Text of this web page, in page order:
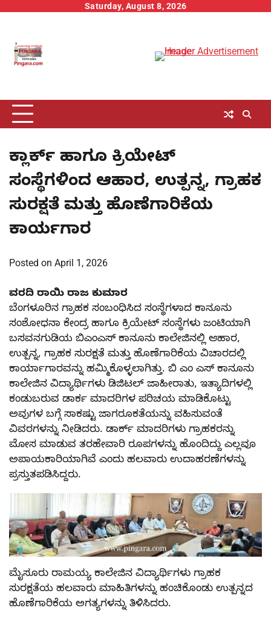
Saturday, August 8, 2026
ಕ್ಲಾರ್ಕ್ ಹಾಗೂ ಕ್ರಿಯೇಟ್
ಸಂಸ್ಥೆಗಳಿಂದ ಆಹಾರ, ಉತ್ಪನ್ನ, ಗ್ರಾಹಕ
ಸುರಕ್ಷತೆ ಮತ್ತು ಹೊಣೆಗಾರಿಕೆಯ
ಕಾರ್ಯಗಾರ
Posted on April 1, 2026
ವರದಿ ರಾಯಿ ರಾಜ ಕುಮಾರ
ಬೆಂಗಳೂರಿನ ಗ್ರಾಹಕ ಸಂಬಂಧಿಸಿದ ಸಂಸ್ಥೆಗಳಾದ ಕಾನೂನು
ಸಂಶೋಧನಾ ಕೇಂದ್ರ ಹಾಗೂ ಕ್ರಿಯೇಟ್ ಸಂಸ್ಥೆಗಳು ಜಂಟಿಯಾಗಿ
ಬಸವನಗುಡಿಯ ಬಿಎಂಎಸ್ ಕಾನೂನು ಕಾಲೇಜಿನಲ್ಲಿ ಆಹಾರ,
ಉತ್ಪನ್ನ, ಗ್ರಾಹಕ ಸುರಕ್ಷತೆ ಮತ್ತು ಹೊಣೆಗಾರಿಕೆಯ ವಿಚಾರದಲ್ಲಿ
ಕಾರ್ಯಾಗಾರವನ್ನು ಹಮ್ಮಿಕೊಳ್ಳಲಾಗಿತ್ತು. ಬಿ ಎಂ ಎಸ್ ಕಾನೂನು
ಕಾಲೇಜಿನ ವಿದ್ಯಾರ್ಥಿಗಳು ಡಿಜಿಟಲ್ ಜಾಹೀರಾತು, ಇತ್ಯಾದಿಗಳಲ್ಲಿ
ಕಂಡುಬರುವ ಡಾರ್ಕ ಮಾದರಿಗಳ ಪರಿಚಯ ಮಾಡಿಕೊಟ್ಟು
ಅವುಗಳ ಬಗ್ಗೆ ಸಾಕಷ್ಟು ಜಾಗರೂಕತೆಯನ್ನು ವಹಿಸುವಂತೆ
ವಿವರಗಳನ್ನು ನೀಡಿದರು. ಡಾರ್ಕ್ ಮಾದರಿಗಳು ಗ್ರಾಹಕರನ್ನು
ಮೋಸ ಮಾಡುವ ತರಹೇವಾರಿ ರೂಪಗಳನ್ನು ಹೊಂದಿದ್ದು ಎಲ್ಲವೂ
ಅಪಾಯಕಾರಿಯಾಗಿವೆ ಎಂದು ಹಲವಾರು ಉದಾಹರಣೆಗಳನ್ನು
ಪ್ರಸ್ತುತಪಡಿಸಿದ್ದರು.
ಮೈಸೂರು ರಾಮಯ್ಯ ಕಾಲೇಜಿನ ವಿದ್ಯಾರ್ಥಿಗಳು ಗ್ರಾಹಕ
ಸುರಕ್ಷತೆಯ ಹಲವಾರು ಮಾಹಿತಿಗಳನ್ನು ಹಂಚಿಕೊಂಡು ಉತ್ಪನ್ನದ
ಹೊಣೆಗಾರಿಕೆಯ ಅಗತ್ಯಗಳನ್ನು ತಿಳಿಸಿದರು.